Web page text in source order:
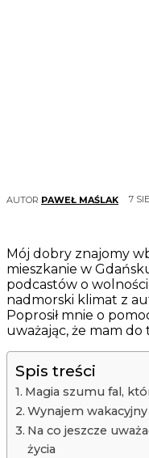
AUTOR PAWEŁ MAŚLAK 7
Mój dobry znajomy
mieszkanie w
podcastów o
nadmorski klimat z
Poprosił mnie o
uważając, że mam do
Spis treści
Magia szumu fal,
Wynajem
Na co jeszcze
życia